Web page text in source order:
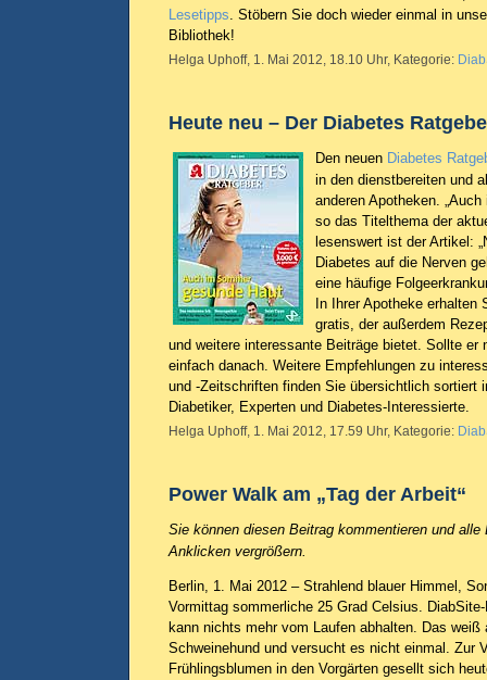
Lesetipps. Stöbern Sie doch wieder einmal in
Bibliothek!
Helga Uphoff, 1. Mai 2012, 18.10 Uhr, Kategorie:
Heute neu – Der Diabetes
Den neuen Diabetes
in den dienstbereiten und
anderen Apotheken.
so das Titelthema der
lesenswert ist der Artikel:
Diabetes auf die Nerven
eine häufige
In Ihrer Apotheke erhalten
gratis, der außerdem
und weitere interessante Beiträge bietet. Sollte er
einfach danach. Weitere Empfehlungen zu
und -Zeitschriften finden Sie übersichtlich sortiert
Diabetiker, Experten und Diabetes-Interessierte.
Helga Uphoff, 1. Mai 2012, 17.59 Uhr, Kategorie:
Power Walk am „Tag der Arbeit“
Sie können diesen Beitrag kommentieren und alle
Anklicken vergrößern.
Berlin, 1. Mai 2012 – Strahlend blauer Himmel,
Vormittag sommerliche 25 Grad Celsius.
kann nichts mehr vom Laufen abhalten. Das weiß
Schweinehund und versucht es nicht einmal. Zur
Frühlingsblumen in den Vorgärten gesellt sich